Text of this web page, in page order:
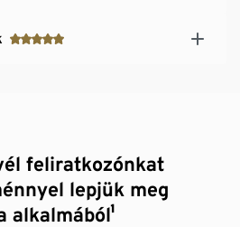
feliratkozónkat
lepjük meg
alkalmából¹